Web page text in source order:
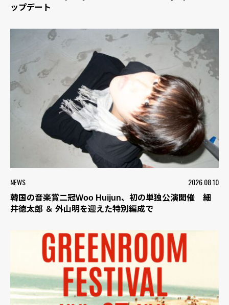
ップデート
NEWS 2026.08.10
韓国の音楽賞二冠Woo Huijun、初の単独公演開催 細
井徳太郎 ＆ 外山明を迎えた特別編成で